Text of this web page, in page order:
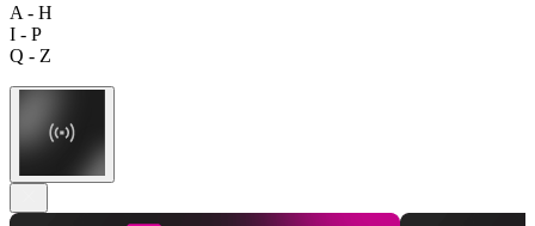
A - H
I - P
Q - Z